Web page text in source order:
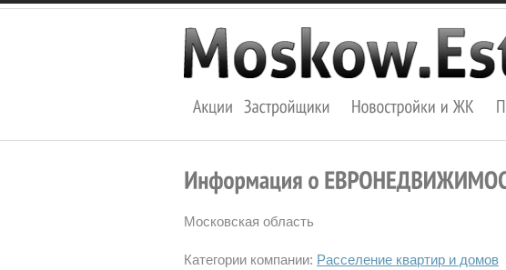
Московская область
Категории компании: Расселение квартир и домов